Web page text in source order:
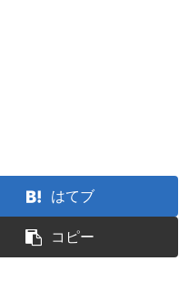
はてブ
コピー